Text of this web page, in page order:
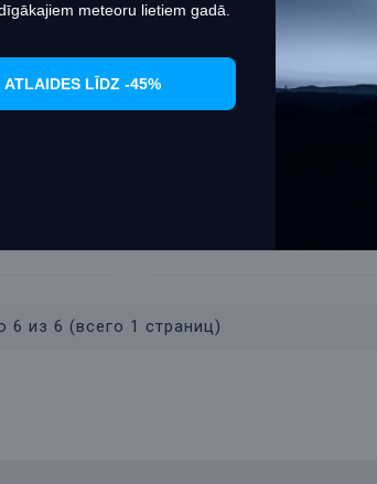
Area"
Spinning "Hiro Area Game"
(1.98m, 1-7gr)
6 из 6 (всего 1 страниц)
meteoru lietiem gadā.
ATLAIDES LĪDZ -45%